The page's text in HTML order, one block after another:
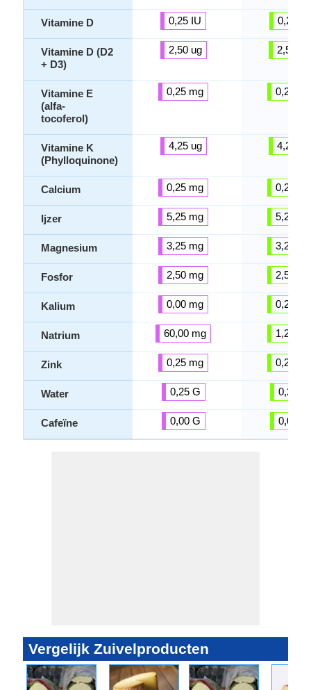
Vitamine D
Vitamine D (D2
+ D3)
Vitamine E
(alfa-
tocoferol)
Vitamine K
(Phylloquinone)
Calcium
Ijzer
Magnesium
Fosfor
Kalium
Natrium
Zink
Water
Cafeïne
0,25 IU
2,50 ug
0,25 mg
4,25 ug
0,25 mg
5,25 mg
3,25 mg
2,50 mg
0,00 mg
60,00 mg
0,25 mg
0,25 G
0,00 G
0,25 IU
2,50 ug
0,25
4,25 ug
0,25
5,25
3,25
2,50
0,25
1,25
0,25
0,25 G
0,00 G
Vergelijk Zuivelproducten